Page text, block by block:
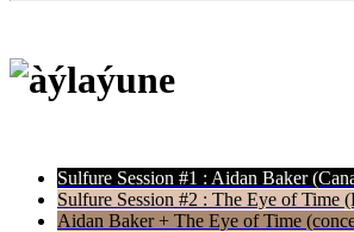
Sulfure Session #1 : Aidan Baker
Sulfure Session #2 : The Eye of Time
Aidan Baker + The Eye of Time